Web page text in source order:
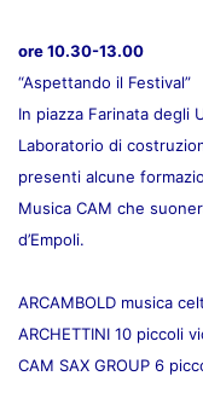
ore 10.30-13.00
“Aspettando il Festival”
In piazza Farinata degli
Laboratorio di
presenti alcune
Musica CAM che
d’Empoli.
ARCAMBOLD musica
ARCHETTINI 10 piccoli
CAM SAX GROUP 6